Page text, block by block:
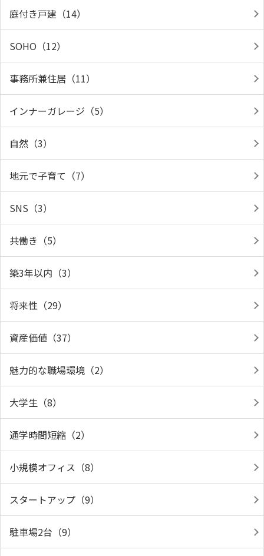
庭付き戸建（14）
SOHO（12）
事務所兼住居（11）
インナーガレージ（5）
自然（3）
地元で子育て（7）
SNS（3）
共働き（5）
築3年以内（3）
将来性（29）
資産価値（37）
魅力的な職場環境（2）
大学生（8）
通学時間短縮（2）
小規模オフィス（8）
スタートアップ（9）
駐車場2台（9）